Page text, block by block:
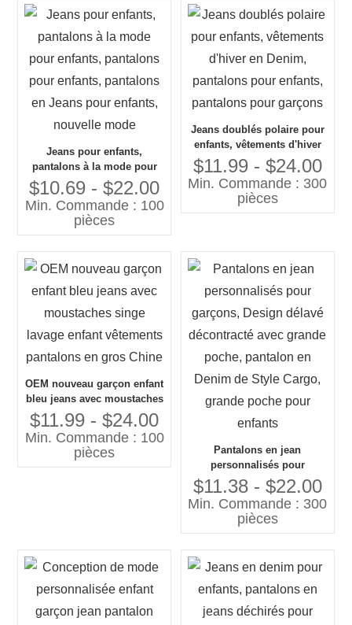
Jeans pour enfants,
pantalons à la mode pour
enfants, pantalons pour
enfants, pantalons en Jeans
pour enfants, nouvelle
mode
$10.69 - $22.00
Min. Commande : 100
pièces
Jeans doublés polaire pour
enfants, vêtements d'hiver
en Denim, pantalons pour
enfants, pantalons pour
garçons
$11.99 - $24.00
Min. Commande : 300
pièces
OEM nouveau garçon enfant
bleu jeans avec moustaches
singe lavage enfant
vêtements pantalons en
gros Chine
$11.99 - $24.00
Min. Commande : 100
pièces
Pantalons en jean
personnalisés pour
garçons, Design délavé
décontracté avec grande
poche, pantalon en Denim
de Style Cargo, grande
$11.38 - $22.00
Min. Commande : 300
pièces